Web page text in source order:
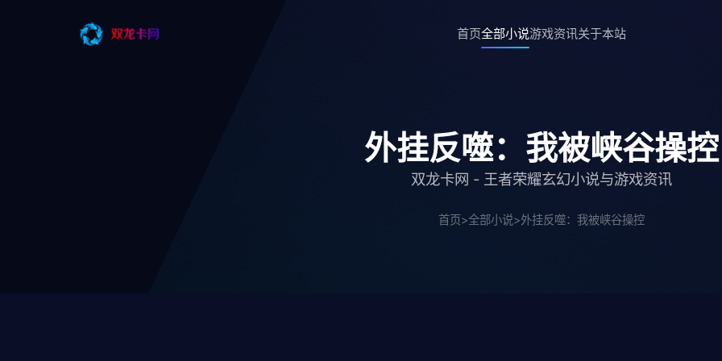
首页全部小说游戏资讯关于本站
外挂反噬：我被峡谷操控
双龙卡网 - 王者荣耀玄幻小说与游戏资讯
首页>全部小说>外挂反噬：我被峡谷操控